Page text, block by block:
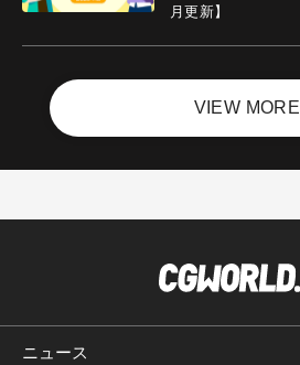
月更新】
VIEW MORE
ニュース